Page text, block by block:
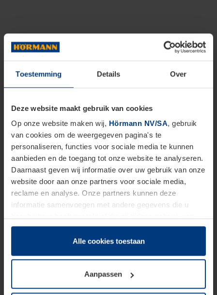
Toestemming Details Over
Deze website maakt gebruik van cookies
Op onze website maken wij, Hörmann NV/SA, gebruik
van cookies om de weergegeven pagina's te
personaliseren, functies voor sociale media te kunnen
aanbieden en de toegang tot onze website te analyseren.
Daarnaast geven wij informatie over uw gebruik van onze
website door aan onze partners voor sociale media,
reclame en analyse. Onze partners kunnen deze
informatie samenvoegen met andere gegevens die u
hun diensten hebben verzameld.
Juridisch hebben wij het recht om cookies op uw
van deze pagina's absoluut vereist is. Voor alle andere
soorten cookies is uw toestemming benodigd. Uw
toestemming kunt u op elk moment bij de uitleg van de
Alle cookies toestaan
Aanpassen